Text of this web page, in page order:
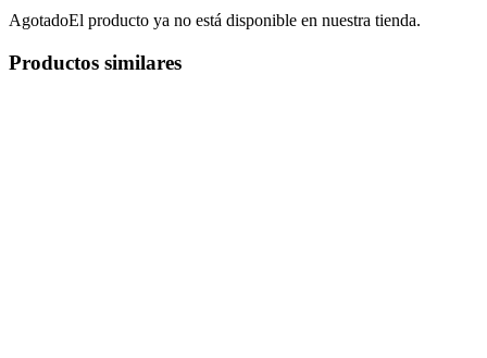
AgotadoEl producto ya no está disponible en nuestra tienda.
Productos similares